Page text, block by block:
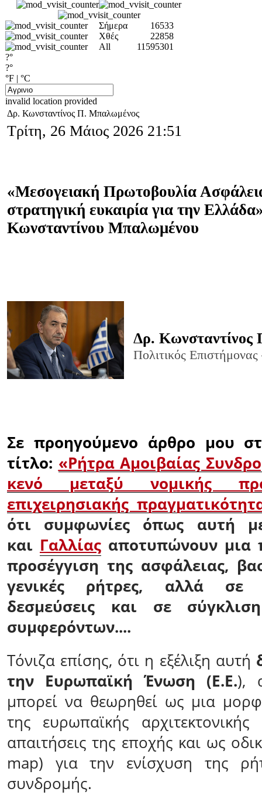
Σήμερα
16533
Χθές
22858
All
11595301
?°
?°
°F | °C
invalid location provided
Δρ. Κωνσταντίνος Π. Μπαλωμένος
Τρίτη, 26 Μάιος 2026 21:51
«Μεσογειακή Πρωτοβουλία
στρατηγική ευκαιρία για την
Κωνσταντίνου Μπαλωμένου
Δρ.
Πολιτικός
Σε προηγούμενο άρθρο μου
τίτλο: «Ρήτρα Αμοιβαίας
κενό μεταξύ νομικής
επιχειρησιακής
ότι συμφωνίες όπως αυτή
και Γαλλίας αποτυπώνουν μια
προσέγγιση της ασφάλειας,
γενικές ρήτρες, αλλά σε
δεσμεύσεις και σε
συμφερόντων....
Τόνιζα επίσης, ότι η εξέλιξη αυτή
την Ευρωπαϊκή Ένωση (Ε.Ε.),
μπορεί να θεωρηθεί ως μια
της ευρωπαϊκής αρχιτεκτονικής
απαιτήσεις της εποχής και ως
map) για την ενίσχυση της
συνδρομής.